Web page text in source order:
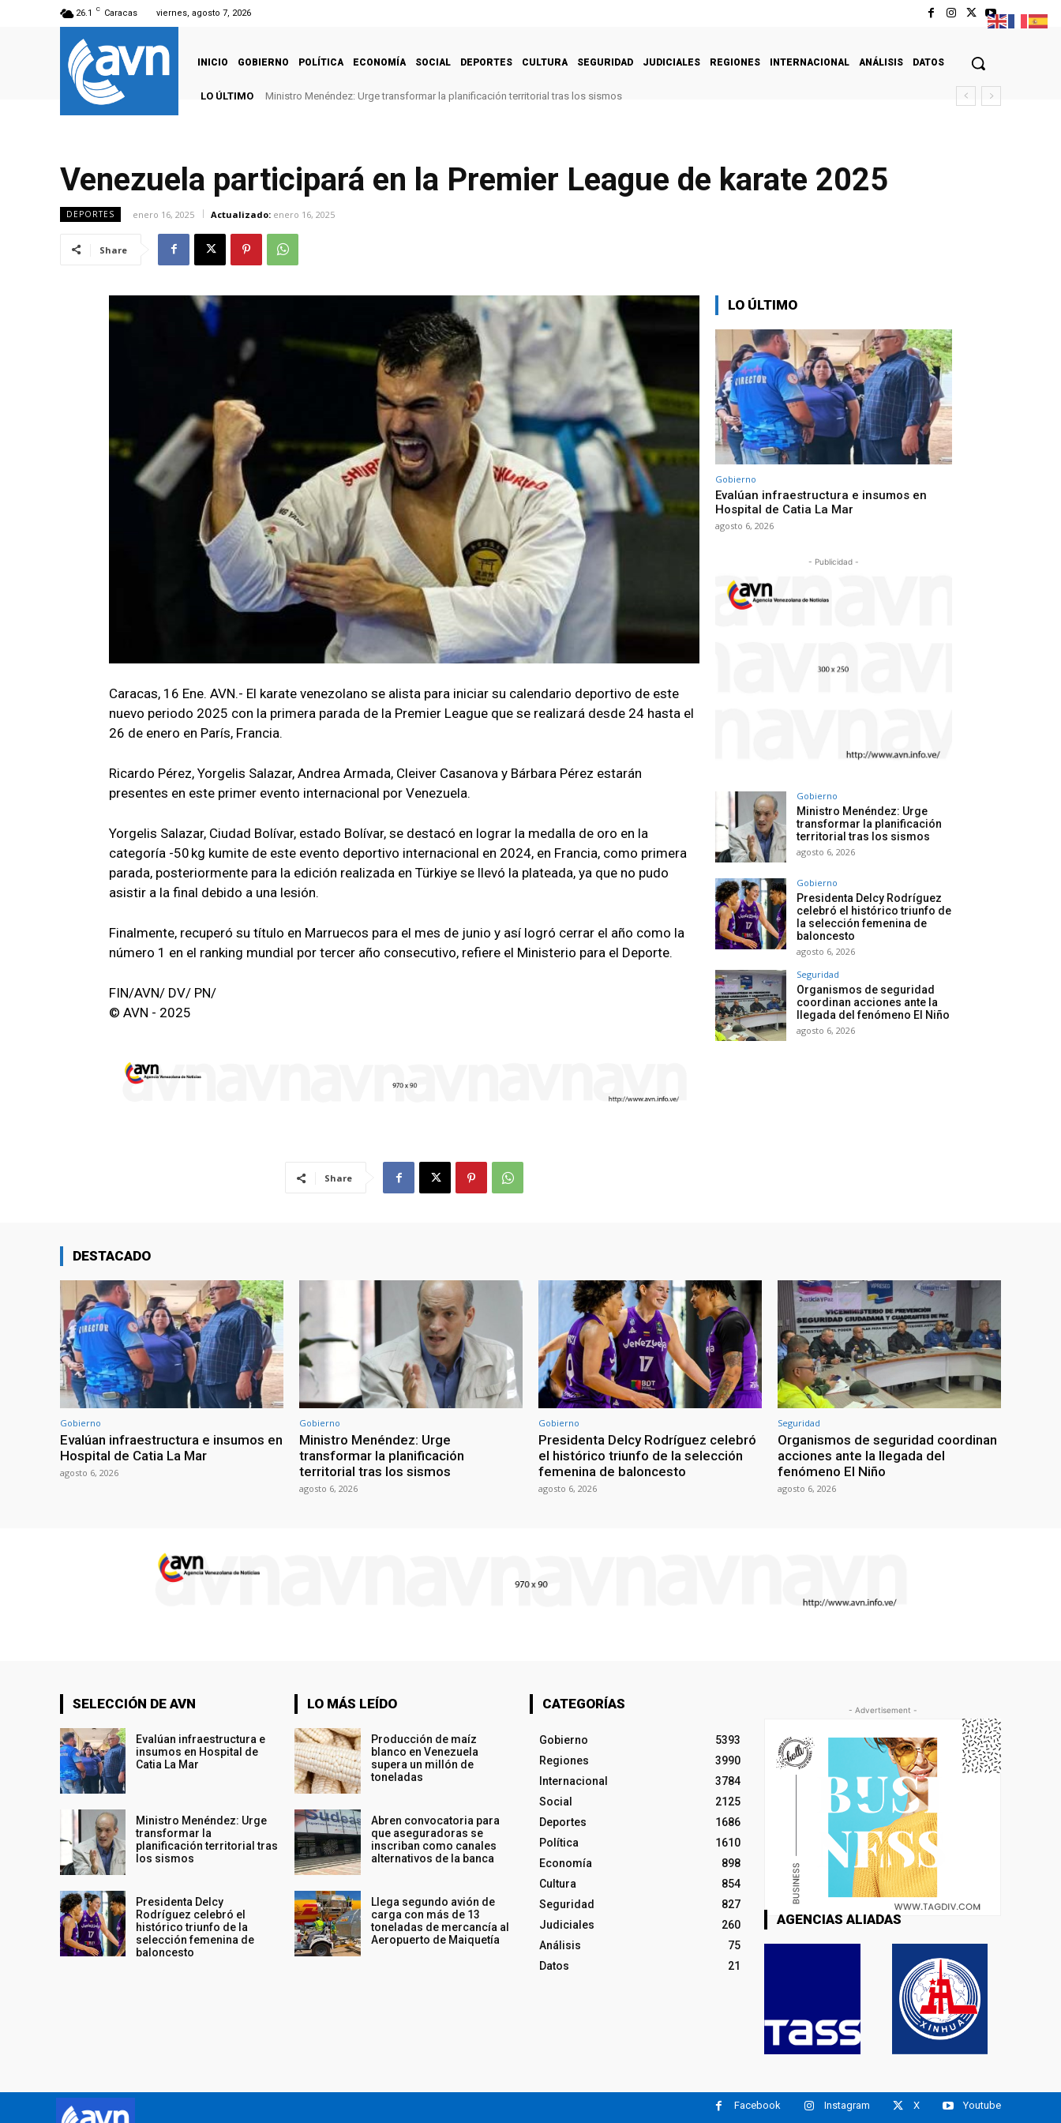
26.1 C Caracas viernes, agosto 7, 2026
INICIO GOBIERNO POLÍTICA ECONOMÍA SOCIAL DEPORTES CULTURA SEGURIDAD JUDICIALES REGIONES INTERNACIONAL ANÁLISIS DATOS
LO ÚLTIMO Ministro Menéndez: Urge transformar la planificación territorial tras los sismos
Venezuela participará en la Premier League de karate 2025
DEPORTES enero 16, 2025 Actualizado: enero 16, 2025
Share
Caracas, 16 Ene. AVN.- El karate venezolano se alista para iniciar su calendario deportivo de este
nuevo periodo 2025 con la primera parada de la Premier League que se realizará desde 24 hasta el
26 de enero en París, Francia.
Ricardo Pérez, Yorgelis Salazar, Andrea Armada, Cleiver Casanova y Bárbara Pérez estarán
presentes en este primer evento internacional por Venezuela.
Yorgelis Salazar, Ciudad Bolívar, estado Bolívar, se destacó en lograr la medalla de oro en la
categoría -50 kg kumite de este evento deportivo internacional en 2024, en Francia, como primera
parada, posteriormente para la edición realizada en Türkiye se llevó la plateada, ya que no pudo
asistir a la final debido a una lesión.
Finalmente, recuperó su título en Marruecos para el mes de junio y así logró cerrar el año como la
número 1 en el ranking mundial por tercer año consecutivo, refiere el Ministerio para el Deporte.
FIN/AVN/ DV/ PN/
© AVN - 2025
Share
LO ÚLTIMO
Gobierno
Evalúan infraestructura e insumos en
Hospital de Catia La Mar
agosto 6, 2026
- Publicidad -
Gobierno
Ministro Menéndez: Urge
transformar la planificación
territorial tras los sismos
agosto 6, 2026
Gobierno
Presidenta Delcy Rodríguez
celebró el histórico triunfo de
la selección femenina de
baloncesto
agosto 6, 2026
Seguridad
Organismos de seguridad
coordinan acciones ante la
llegada del fenómeno El Niño
agosto 6, 2026
DESTACADO
Gobierno
Evalúan infraestructura e insumos en
Hospital de Catia La Mar
agosto 6, 2026
Gobierno
Ministro Menéndez: Urge
transformar la planificación
territorial tras los sismos
agosto 6, 2026
Gobierno
Presidenta Delcy Rodríguez celebró
el histórico triunfo de la selección
femenina de baloncesto
agosto 6, 2026
Seguridad
Organismos de seguridad coordinan
acciones ante la llegada del
fenómeno El Niño
agosto 6, 2026
SELECCIÓN DE AVN
Evalúan infraestructura e
insumos en Hospital de
Catia La Mar
Ministro Menéndez: Urge
transformar la
planificación territorial tras
los sismos
Presidenta Delcy
Rodríguez celebró el
histórico triunfo de la
selección femenina de
baloncesto
LO MÁS LEÍDO
Producción de maíz
blanco en Venezuela
supera un millón de
toneladas
Abren convocatoria para
que aseguradoras se
inscriban como canales
alternativos de la banca
Llega segundo avión de
carga con más de 13
toneladas de mercancía al
Aeropuerto de Maiquetía
CATEGORÍAS
Gobierno
5393
Regiones
3990
Internacional
3784
Social
2125
Deportes
1686
Política
1610
Economía
898
Cultura
854
Seguridad
827
Judiciales
260
Análisis
75
Datos
21
- Advertisement -
AGENCIAS ALIADAS
Facebook Instagram X Youtube